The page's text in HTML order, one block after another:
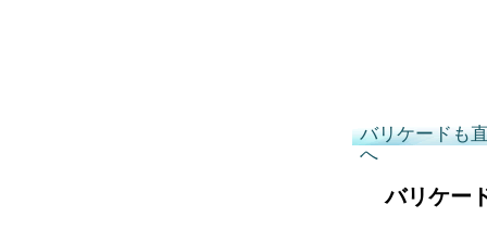
バリケードも
へ
バリケー